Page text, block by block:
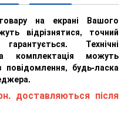
на екрані Вашого
відрізнятися, точний
Технічні
комплектація можуть
будь-ласка
доставляються після